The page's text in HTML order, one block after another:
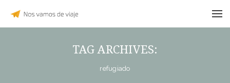
TAG ARCHIVES:
refugiado